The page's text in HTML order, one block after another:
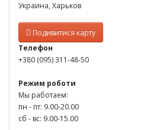
Украина, Харьков
Подивитися карту
Телефон
+380 (095) 311-48-50
Режим роботи
Мы работаем:
пн - пт: 9.00-20.00
сб - вс: 9.00-15.00